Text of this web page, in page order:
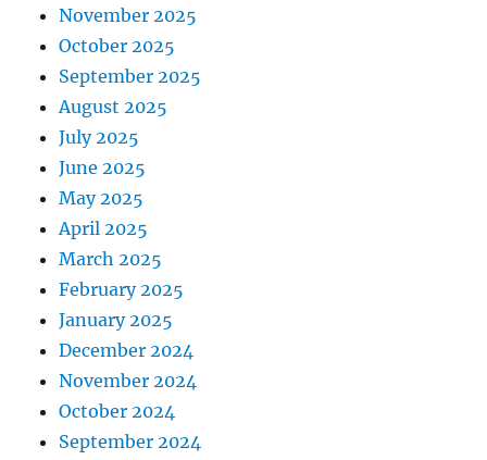
November 2025
October 2025
September 2025
August 2025
July 2025
June 2025
May 2025
April 2025
March 2025
February 2025
January 2025
December 2024
November 2024
October 2024
September 2024